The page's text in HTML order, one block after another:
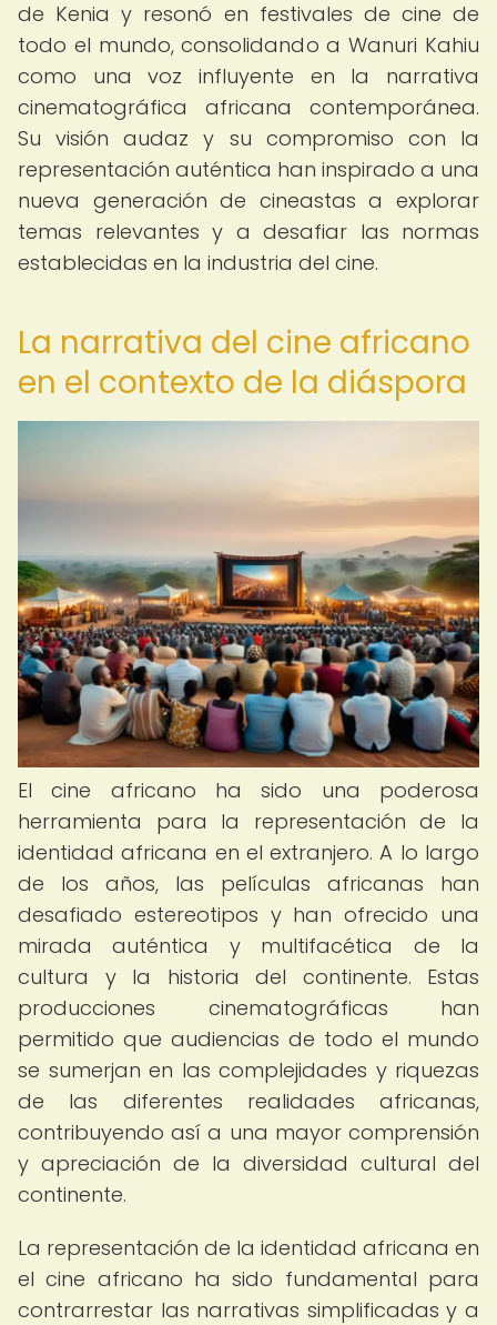
de Kenia y resonó en festivales de cine de
todo el mundo, consolidando a Wanuri Kahiu
como una voz influyente en la narrativa
cinematográfica africana contemporánea.
Su visión audaz y su compromiso con la
representación auténtica han inspirado a una
nueva generación de cineastas a explorar
temas relevantes y a desafiar las normas
establecidas en la industria del cine.
La narrativa del cine africano
en el contexto de la diáspora
El cine africano ha sido una poderosa
herramienta para la representación de la
identidad africana en el extranjero. A lo largo
de los años, las películas africanas han
desafiado estereotipos y han ofrecido una
mirada auténtica y multifacética de la
cultura y la historia del continente. Estas
producciones cinematográficas han
permitido que audiencias de todo el mundo
se sumerjan en las complejidades y riquezas
de las diferentes realidades africanas,
contribuyendo así a una mayor comprensión
y apreciación de la diversidad cultural del
continente.
La representación de la identidad africana en
el cine africano ha sido fundamental para
contrarrestar las narrativas simplificadas y a